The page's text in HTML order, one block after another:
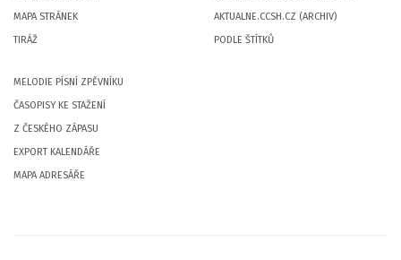
MAPA STRÁNEK
TIRÁŽ
AKTUALNE.CCSH.CZ (ARCHIV)
PODLE ŠTÍTKŮ
MELODIE PÍSNÍ ZPĚVNÍKU
ČASOPISY KE STAŽENÍ
Z ČESKÉHO ZÁPASU
EXPORT KALENDÁŘE
MAPA ADRESÁŘE